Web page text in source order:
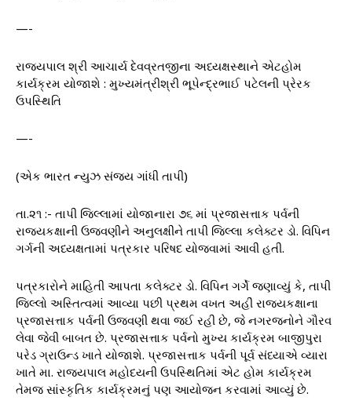
—-
રાજ્યપાલ શ્રી આચાર્ય દેવવ્રતજીના અધ્યક્ષસ્થાને એટહોમ
કાર્યક્રમ યોજાશે : મુખ્યમંત્રીશ્રી ભૂપેન્દ્રભાઈ પટેલની પ્રેરક
ઉપસ્થિતિ
—-
(એક ભારત ન્યુઝ સંજય ગાંધી તાપી)
તા.૨૧ :- તાપી જિલ્લામાં યોજાનારા ૭૬ માં પ્રજાસત્તાક પર્વની
રાજ્યકક્ષાની ઉજવણીને અનુલક્ષીને તાપી જિલ્લા કલેક્ટર ડો. વિપિન
ગર્ગની અધ્યક્ષતામાં પત્રકાર પરિષદ યોજવામાં આવી હતી.
પત્રકારોને માહિતી આપતા કલેક્ટર ડો. વિપિન ગર્ગે જણાવ્યું કે, તાપી
જિલ્લો અસ્તિત્વમાં આવ્યા પછી પ્રથમ વખત અહીં રાજ્યકક્ષાના
પ્રજાસત્તાક પર્વની ઉજવણી થવા જઈ રહી છે, જે નગરજનોને ગૌરવ
લેવા જેવી બાબત છે. પ્રજાસત્તાક પર્વનો મુખ્ય કાર્યક્રમ બાજીપુરા
પરેડ ગ્રાઉન્ડ ખાતે યોજાશે. પ્રજાસત્તાક પર્વની પૂર્વ સંધ્યાએ વ્યારા
ખાતે મા. રાજ્યપાલ મહોદયની ઉપસ્થિતિમાં એટ હોમ કાર્યક્રમ
તેમજ સાંસ્કૃતિક કાર્યક્રમનું પણ આયોજન કરવામાં આવ્યું છે.